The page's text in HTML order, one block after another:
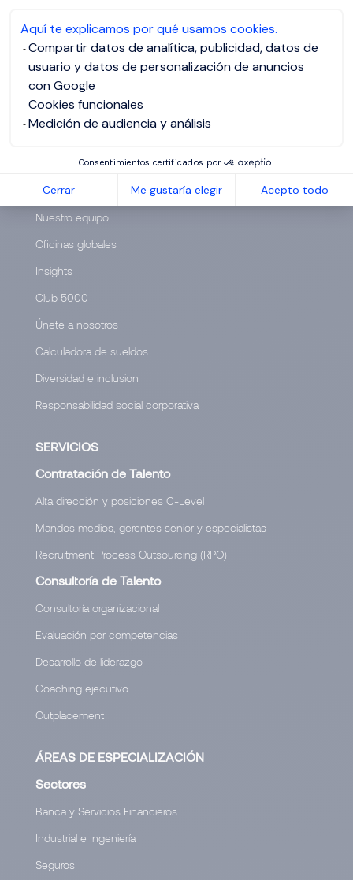
Aquí te explicamos por qué usamos cookies.
Compartir datos de analítica, publicidad, datos de
usuario y datos de personalización de anuncios
con Google
Cookies funcionales
Medición de audiencia y análisis
Consentimientos certificados por
Cerrar Me gustaría elegir Acepto todo
SOBRE NOSOTROS
Sobre nosotros
Nuestro equipo
Oficinas globales
Insights
Club 5000
Únete a nosotros
Calculadora de sueldos
Diversidad e inclusion
Responsabilidad social corporativa
SERVICIOS
Contratación de Talento
Alta dirección y posiciones C-Level
Mandos medios, gerentes senior y especialistas
Recruitment Process Outsourcing (RPO)
Consultoría de Talento
Consultoría organizacional
Evaluación por competencias
Desarrollo de liderazgo
Coaching ejecutivo
Outplacement
ÁREAS DE ESPECIALIZACIÓN
Sectores
Banca y Servicios Financieros
Industrial e Ingeniería
Seguros